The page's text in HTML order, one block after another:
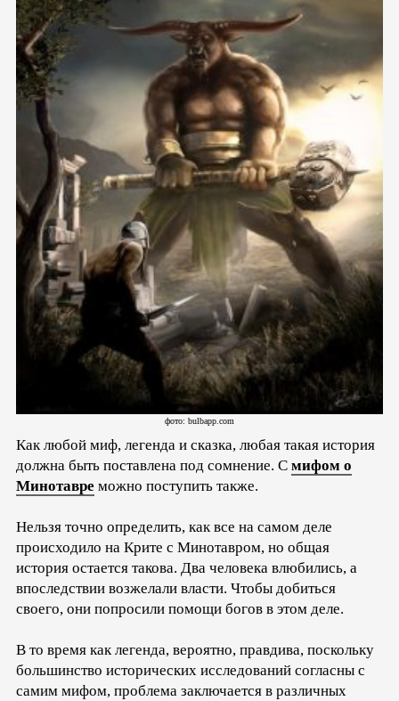
фото: bulbapp.com
Как любой миф, легенда и сказка, любая такая история
должна быть поставлена под сомнение. С мифом о
Минотавре можно поступить также.
Нельзя точно определить, как все на самом деле
происходило на Крите с Минотавром, но общая
история остается такова. Два человека влюбились, а
впоследствии возжелали власти. Чтобы добиться
своего, они попросили помощи богов в этом деле.
В то время как легенда, вероятно, правдива, поскольку
большинство исторических исследований согласны с
самим мифом, проблема заключается в различных